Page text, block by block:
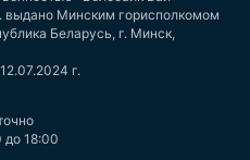
выдано Минским горисполкомом
Беларусь, г. Минск,
г.
до 18:00